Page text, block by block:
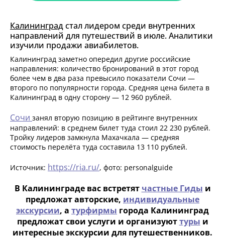
Калининградстал лидером среди внутренних
направлений для путешествий в июле. Аналитики
изучили продажи авиабилетов.
Калининград заметно опередил другие российские
направления: количество бронирований в этот город
более чем в два раза превысило показатели Сочи —
второго по популярности города. Средняя цена билета в
Калининград в одну сторону — 12 960 рублей.
Сочи занял вторую позицию в рейтинге внутренних
направлений: в среднем билет туда стоил 22 230 рублей.
Тройку лидеров замкнула Махачкала — средняя
стоимость перелёта туда составила 13 110 рублей.
Источник: https://ria.ru/, фото: personalguide
В Калининграде вас встретят частные Гиды и
предложат авторские, индивидуальные
экскурсии, а турфирмы города Калининград
предложат свои услуги и организуюттуры и
интересные экскурсии для путешественников.